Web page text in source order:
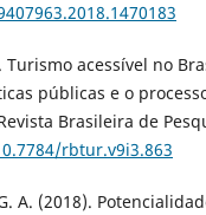
Turismo acessível no
públicas e o
Brasileira de
rbtur.v9i3.863
A. (2018).